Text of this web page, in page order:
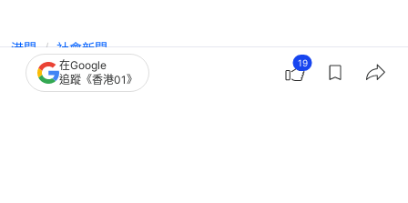
港聞 社會新聞
屯門開槍案｜陳祖光指警員別無選擇
在Google
追蹤《香港01》
19